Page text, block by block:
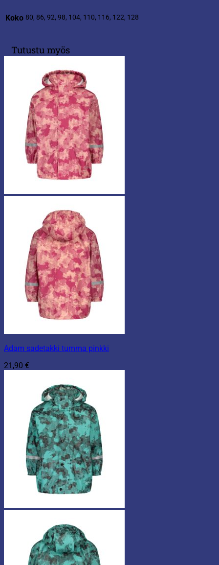
Koko 80, 86, 92, 98, 104, 110, 116, 122, 128
Tutustu myös
Adam sadetakki tumma pinkki
21,90 €